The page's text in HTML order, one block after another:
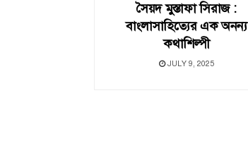
সৈয়দ মুস্তাফা সিরাজ :
বাংলাসাহিত্যের এক অনন্য
কথাশিল্পী
JULY 9, 2025